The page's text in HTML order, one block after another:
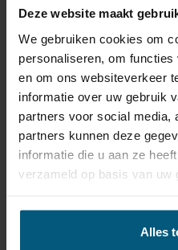
Deze website maakt
We gebruiken cookies om
personaliseren, om
en om ons websiteverkeer
informatie over uw gebruik
partners voor social media,
partners kunnen deze
informatie die u aan ze
verzameld op basis van uw
Alles
Top kwaliteit
Pasvormgarantie
Snelle levering
14 dagen
Klantbeoordeling